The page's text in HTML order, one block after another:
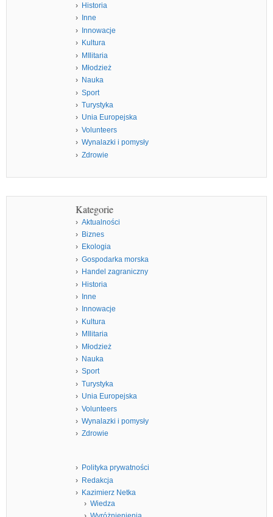
Historia
Inne
Innowacje
Kultura
MIlitaria
Młodzież
Nauka
Sport
Turystyka
Unia Europejska
Volunteers
Wynalazki i pomysły
Zdrowie
Kategorie
Aktualności
Biznes
Ekologia
Gospodarka morska
Handel zagraniczny
Historia
Inne
Innowacje
Kultura
MIlitaria
Młodzież
Nauka
Sport
Turystyka
Unia Europejska
Volunteers
Wynalazki i pomysły
Zdrowie
Polityka prywatności
Redakcja
Kazimierz Netka
Wiedza